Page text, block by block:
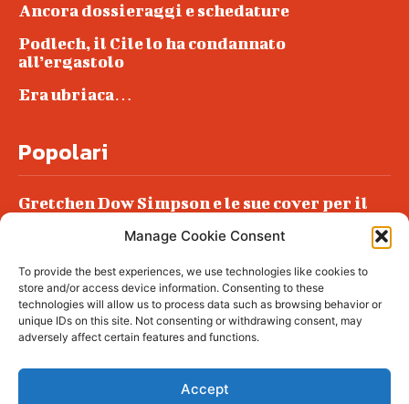
Manage Cookie Consent
To provide the best experiences, we use technologies like cookies to
store and/or access device information. Consenting to these
technologies will allow us to process data such as browsing behavior or
unique IDs on this site. Not consenting or withdrawing consent, may
adversely affect certain features and functions.
Accept
Ancora dossieraggi e schedature
Podlech, il Cile lo ha condannato
all’ergastolo
Era ubriaca…
Popolari
Gretchen Dow Simpson e le sue cover per il
Podlech, il Cile lo ha condannato
all’ergastolo
Era ubriaca…